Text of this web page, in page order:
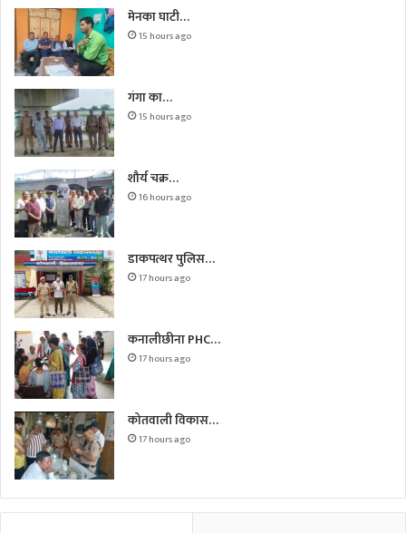
मेनका घाटी…
15 hours ago
गंगा का…
15 hours ago
शौर्य चक्र…
16 hours ago
डाकपत्थर पुलिस…
17 hours ago
कनालीछीना PHC…
17 hours ago
कोतवाली विकास…
17 hours ago